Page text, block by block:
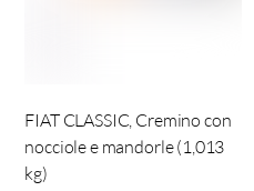
FIAT CLASSIC, Cremino con
nocciole e mandorle (1,013
kg)